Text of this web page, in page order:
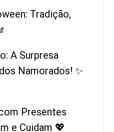
Tradição,
A Surpresa
Namorados! ✨
Presentes
e Cuidam 💖